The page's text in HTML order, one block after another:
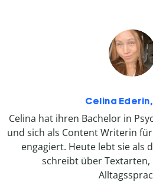
Celina
Celina hat ihren Bachelor in
und sich als Content Writerin
engagiert. Heute lebt sie als
schreibt über